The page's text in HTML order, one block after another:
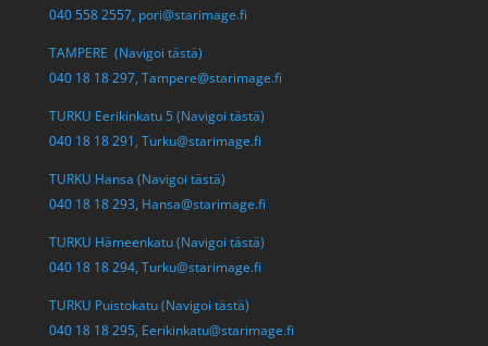
040 558 2557, pori@starimage.fi
TAMPERE (Navigoi tästä)
040 18 18 297, Tampere@starimage.fi
TURKU Eerikinkatu 5 (Navigoi tästä)
040 18 18 291, Turku@starimage.fi
TURKU Hansa (Navigoi tästä)
040 18 18 293, Hansa@starimage.fi
TURKU Hämeenkatu (Navigoi tästä)
040 18 18 294, Turku@starimage.fi
TURKU Puistokatu (Navigoi tästä)
040 18 18 295, Eerikinkatu@starimage.fi